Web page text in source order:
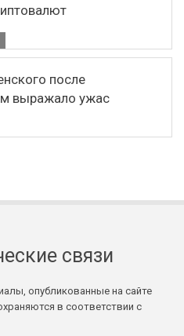
после
выражало ужас
связи
опубликованные на сайте
в соответствии с